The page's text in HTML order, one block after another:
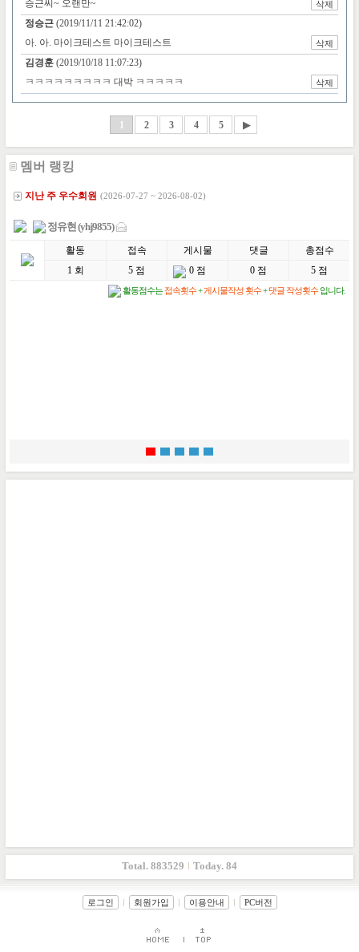
멤버 랭킹
지난 주 우수회원 (2026-07-27 ~ 2026-08-02)
정유현 (yhj9855)
활동 접속 게시물 댓글
총점수
1 회
5 점 0 점 0 점 5 점
활동점수는접속횟수+게시물작성 횟수+댓글 작성횟수입니다.